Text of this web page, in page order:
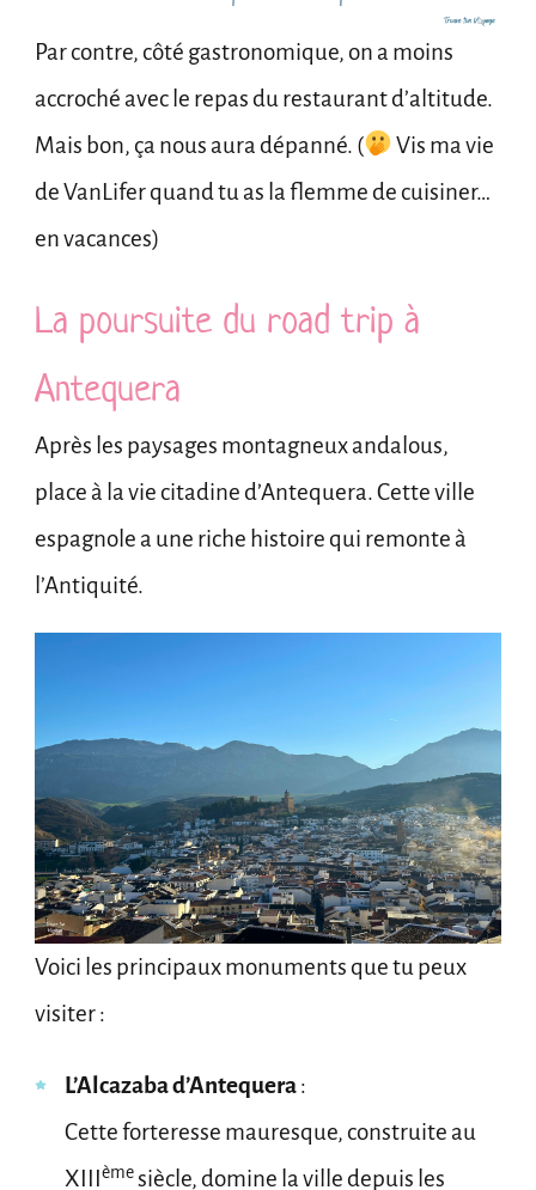
Par contre, côté gastronomique, on a moins
accroché avec le repas du restaurant d’altitude.
Mais bon, ça nous aura dépanné. (
Vis ma vie
de VanLifer quand tu as la flemme de cuisiner…
en vacances)
La poursuite du road trip à
Antequera
Après les paysages montagneux andalous,
place à la vie citadine d’Antequera. Cette ville
espagnole a une riche histoire qui remonte à
l’Antiquité.
Voici les principaux monuments que tu peux
visiter :
L’Alcazaba d’Antequera:
Cette forteresse mauresque, construite au
XIII
èmesiècle, domine la ville depuis les